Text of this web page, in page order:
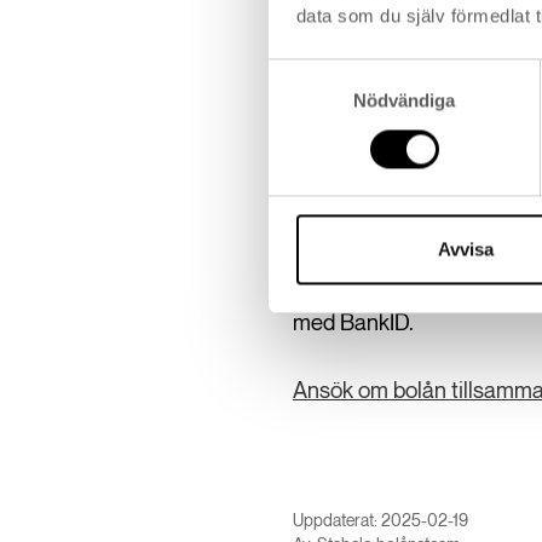
data som du själv förmedlat
Nödvändiga
Avvisa
betala tillbaka ett lån om
lånesumman och ska
med på lånet och har
Så ansöker du
Om du vill ansöka om
ansökan. Din
med BankID.
Ansök om bolån
Uppdaterat: 2025-02-19